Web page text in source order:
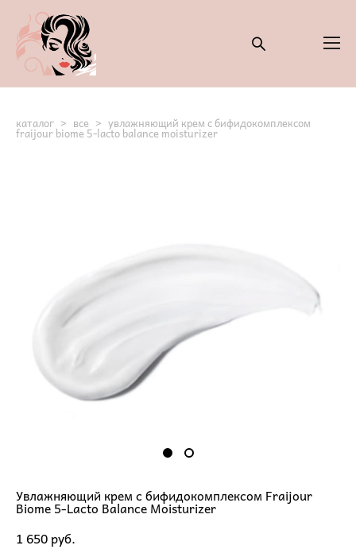
каталог > все > увлажняющий крем с бифидокомплексом
fraijour biome 5-lacto balance moisturizer
Увлажняющий крем с бифидокомплексом Fraijour
Biome 5-Lacto Balance Moisturizer
1 650 pуб.